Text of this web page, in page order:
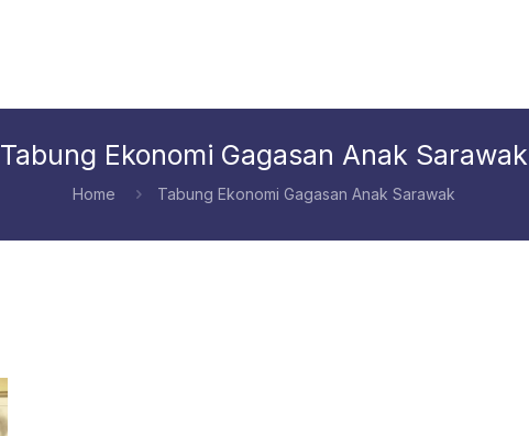
Tabung Ekonomi Gagasan Anak Sarawak
Home Tabung Ekonomi Gagasan Anak Sarawak